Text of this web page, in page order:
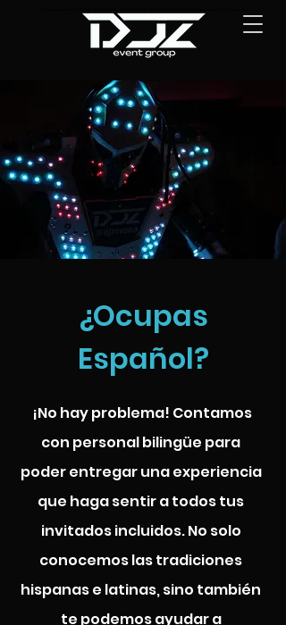
¿Ocupas
Español?
¡No hay problema! Contamos
con personal bilingüe para
poder entregar una experiencia
que haga sentir a todos tus
invitados incluidos. No solo
conocemos las tradiciones
hispanas e latinas, sino también
te podemos ayudar a